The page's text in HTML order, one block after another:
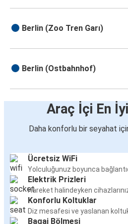
Berlin (Zoo Tren Garı)
Berlin (Ostbahnhof)
Araç İçi En
Daha konforlu bir seyahat
Ücretsiz WiFi
Yolculuğunuz boyunca
Elektrik Prizleri
Hareket halindeyken
Konforlu Koltuklar
Diz mesafesi ve yaslanan
Bagaj Bölmesi